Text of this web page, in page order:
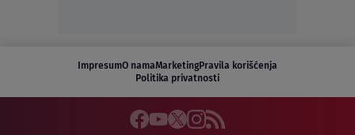
ImpresumO namaMarketingPravila korišćenja
Politika privatnosti